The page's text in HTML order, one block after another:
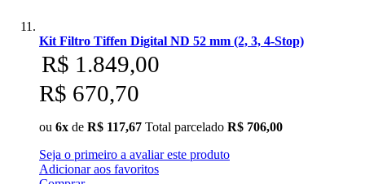
Kit Filtro Tiffen Digital ND 52 mm (2, 3, 4-Stop)
R$ 1.849,00
R$ 670,70
ou 6x de R$ 117,67 Total parcelado R$ 706,00
Seja o primeiro a avaliar este produto
Adicionar aos favoritos